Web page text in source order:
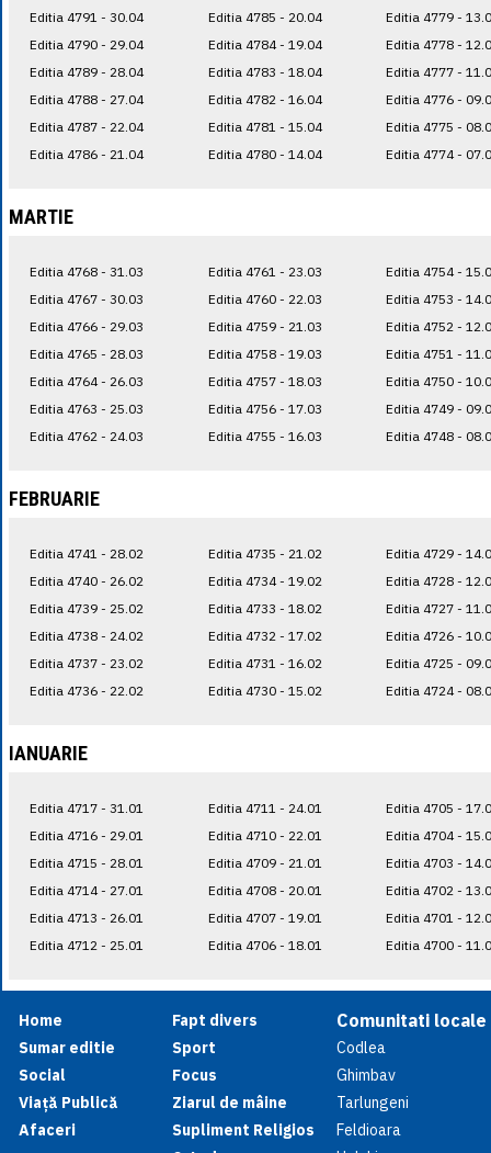
Editia 4791 - 30.04
Editia 4790 - 29.04
Editia 4789 - 28.04
Editia 4788 - 27.04
Editia 4787 - 22.04
Editia 4786 - 21.04
Editia 4785 - 20.04
Editia 4784 - 19.04
Editia 4783 - 18.04
Editia 4782 - 16.04
Editia 4781 - 15.04
Editia 4780 - 14.04
Editia 4779 -
Editia 4778 -
Editia 4777 -
Editia 4776 -
Editia 4775 -
Editia 4774 -
MARTIE
Editia 4768 - 31.03
Editia 4767 - 30.03
Editia 4766 - 29.03
Editia 4765 - 28.03
Editia 4764 - 26.03
Editia 4763 - 25.03
Editia 4762 - 24.03
Editia 4761 - 23.03
Editia 4760 - 22.03
Editia 4759 - 21.03
Editia 4758 - 19.03
Editia 4757 - 18.03
Editia 4756 - 17.03
Editia 4755 - 16.03
Editia 4754 -
Editia 4753 -
Editia 4752 -
Editia 4751 -
Editia 4750 -
Editia 4749 -
Editia 4748 -
FEBRUARIE
Editia 4741 - 28.02
Editia 4740 - 26.02
Editia 4739 - 25.02
Editia 4738 - 24.02
Editia 4737 - 23.02
Editia 4736 - 22.02
Editia 4735 - 21.02
Editia 4734 - 19.02
Editia 4733 - 18.02
Editia 4732 - 17.02
Editia 4731 - 16.02
Editia 4730 - 15.02
Editia 4729 -
Editia 4728 -
Editia 4727 -
Editia 4726 -
Editia 4725 -
Editia 4724 -
IANUARIE
Editia 4717 - 31.01
Editia 4716 - 29.01
Editia 4715 - 28.01
Editia 4714 - 27.01
Editia 4713 - 26.01
Editia 4712 - 25.01
Editia 4711 - 24.01
Editia 4710 - 22.01
Editia 4709 - 21.01
Editia 4708 - 20.01
Editia 4707 - 19.01
Editia 4706 - 18.01
Editia 4705 -
Editia 4704 -
Editia 4703 -
Editia 4702 -
Editia 4701 -
Editia 4700 -
Home
Sumar editie
Social
Viață Publică
Afaceri
Fapt divers
Sport
Focus
Ziarul de mâine
Supliment Religios
Comunitati locale
Codlea
Ghimbav
Tarlungeni
Feldioara